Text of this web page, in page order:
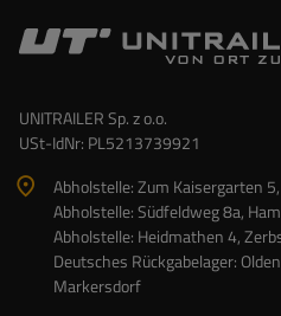
UNITRAILER Sp. z o.o.
USt-IdNr: PL5213739921
Abholstelle: Zum Kaisergarten
Abholstelle: Südfeldweg 8a,
Abholstelle: Heidmathen 4,
Deutsches Rückgabelager:
Markersdorf